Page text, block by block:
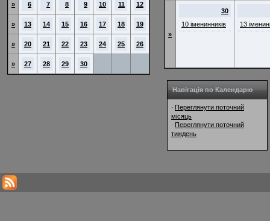
» 6 7 8 9 10 11 12
» 13 14 15 16 17 18 19
» 20 21 22 23 24 25 26
» 27 28 29 30
»
30
10 іменинників
13
Навігація по Календарю
· Переглянути поточний
місяць
· Переглянути поточний
тиждень